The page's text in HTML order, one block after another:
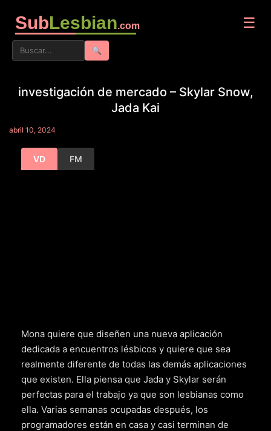
SubLesbian.com ☰
🔍
investigación de mercado – Skylar Snow,
Jada Kai
abril 10, 2024
VD FM
Mona quiere que diseñen una nueva aplicación
dedicada a encuentros lésbicos y quiere que sea
realmente diferente de todas las demás aplicaciones
que existen. Ella piensa que Jada y Skylar serán
perfectas para el trabajo ya que son lesbianas como
ella. Varias semanas ocupadas después, los
programadores están en casa y casi terminan de